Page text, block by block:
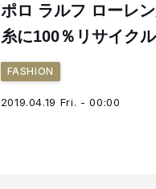
ポロ ラルフ ローレ
糸に100％リサイク
FASHION
2019.04.19 Fri. - 00:00